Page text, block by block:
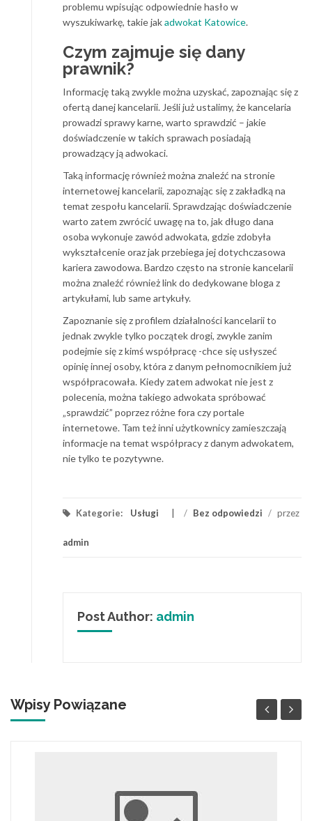
problemu wpisując odpowiednie hasło w
wyszukiwarkę, takie jakadwokat Katowice.
Czym zajmuje się dany
prawnik?
Informację taką zwykle można uzyskać, zapoznając się z
ofertą danej kancelarii. Jeśli już ustalimy, że kancelaria
prowadzi sprawy karne, warto sprawdzić – jakie
doświadczenie w takich sprawach posiadają
prowadzący ją adwokaci.
Taką informację również można znaleźć na stronie
internetowej kancelarii, zapoznając się z zakładką na
temat zespołu kancelarii. Sprawdzając doświadczenie
warto zatem zwrócić uwagę na to, jak długo dana
osoba wykonuje zawód adwokata, gdzie zdobyła
wykształcenie oraz jak przebiega jej dotychczasowa
kariera zawodowa. Bardzo często na stronie kancelarii
można znaleźć również link do dedykowane bloga z
artykułami, lub same artykuły.
Zapoznanie się z profilem działalności kancelarii to
jednak zwykle tylko początek drogi, zwykle zanim
podejmie się z kimś współpracę -chce się usłyszeć
opinię innej osoby, która z danym pełnomocnikiem już
współpracowała. Kiedy zatem adwokat nie jest z
polecenia, można takiego adwokata spróbować
„sprawdzić” poprzez różne fora czy portale
internetowe. Tam też inni użytkownicy zamieszczają
informacje na temat współpracy z danym adwokatem,
nie tylko te pozytywne.
Kategorie: Usługi / Bez odpowiedzi / przez
admin
Post Author: admin
Wpisy Powiązane